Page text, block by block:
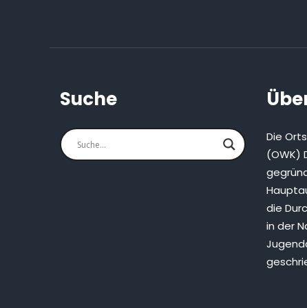
Suche
Die
(OWK)
die
in der